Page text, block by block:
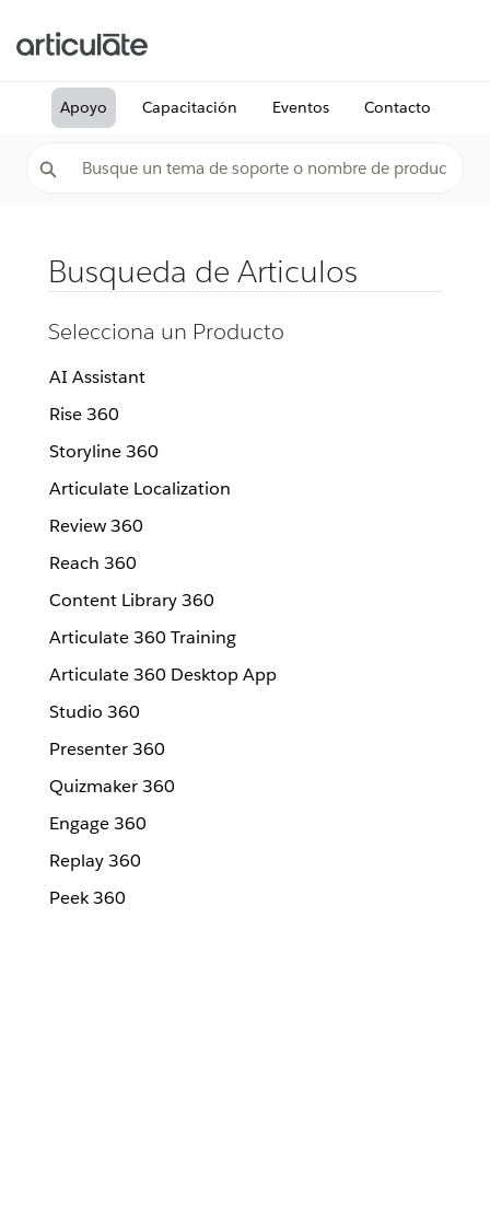
Apoyo Capacitación Eventos Contacto
Busqueda de Articulos
Selecciona un Producto
AI Assistant
Rise 360
Storyline 360
Articulate Localization
Review 360
Reach 360
Content Library 360
Articulate 360 Training
Articulate 360 Desktop App
Studio 360
Presenter 360
Quizmaker 360
Engage 360
Replay 360
Peek 360